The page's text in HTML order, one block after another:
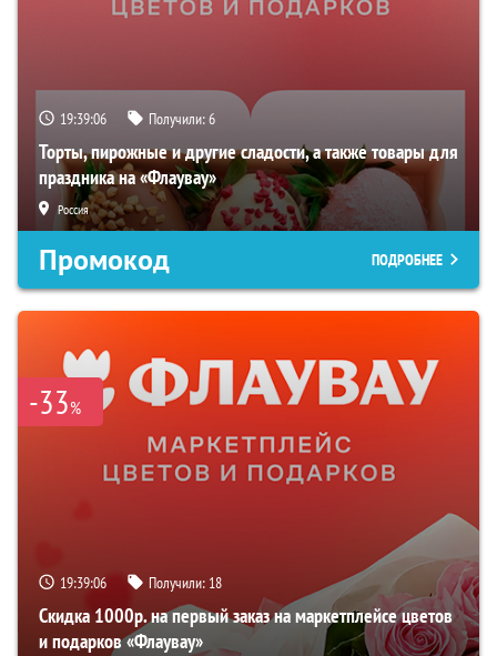
19:39:05 Получили:6
Торты, пирожные и другие сладости, а также товары для
праздника на «Флаувау»
Россия
Промокод ПОДРОБНЕЕ
-33%
19:39:05 Получили: 18
Скидка 1000р. на первый заказ на маркетплейсе цветов
и подарков «Флаувау»